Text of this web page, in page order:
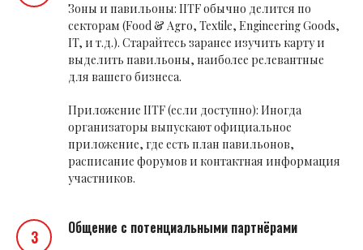
Зоны и павильоны: IITF обычно делится по
секторам (Food & Agro, Textile, Engineering Goods,
IT, и т.д.). Старайтесь заранее изучить карту и
выделить павильоны, наиболее релевантные
для вашего бизнеса.
Приложение IITF (если доступно): Иногда
организаторы выпускают официальное
приложение, где есть план павильонов,
расписание форумов и контактная информация
участников.
Общение с потенциальными партнёрами